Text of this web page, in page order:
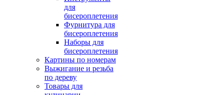
для
бисероплетения
Фурнитура для
бисероплетения
Наборы для
бисероплетения
Картины по номерам
Выжигание и резьба
по дереву
Товары для